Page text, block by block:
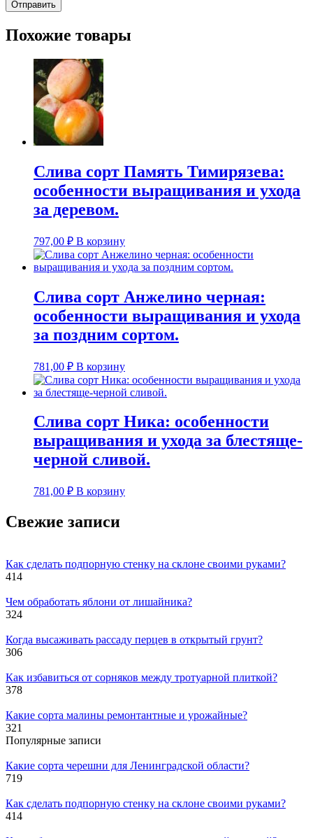
Похожие товары
Слива сорт Память Тимирязева:
особенности выращивания и ухода
за деревом.
797,00 ₽ В корзину
Слива сорт Анжелино черная:
особенности выращивания и ухода
за поздним сортом.
781,00 ₽ В корзину
Слива сорт Ника: особенности
выращивания и ухода за блестяще-
черной сливой.
781,00 ₽ В корзину
Свежие записи
Как сделать подпорную стенку на склоне своими руками?
414
Чем обработать яблони от лишайника?
324
Когда высаживать рассаду перцев в открытый грунт?
306
Как избавиться от сорняков между тротуарной плиткой?
378
Какие сорта малины ремонтантные и урожайные?
321
Популярные записи
Какие сорта черешни для Ленинградской области?
719
Как сделать подпорную стенку на склоне своими руками?
414